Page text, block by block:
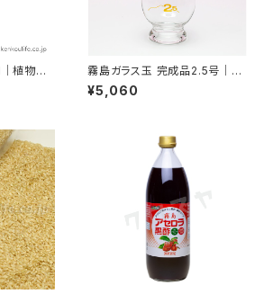
｜植物発
黒酢
霧島ガラス玉 完成品2.5号｜バ
ンキーにも使用可能｜吸灸
¥5,060